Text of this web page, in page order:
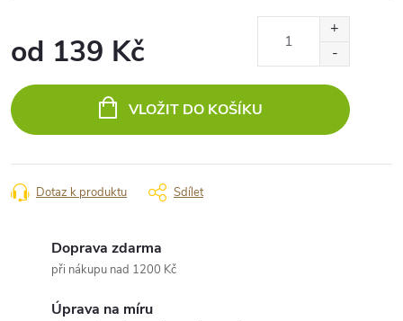
od 139 Kč
cena:
VLOŽIT DO KOŠÍKU
Dotaz k produktu Sdílet
Doprava zdarma
při nákupu nad 1200 Kč
Úprava na míru